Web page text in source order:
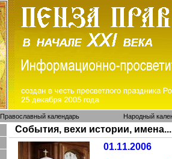
Православный календарь Народный
События, вехи истории, имена...
01.11.2006